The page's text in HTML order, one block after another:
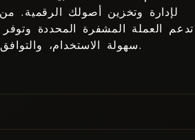
لإدارة وتخزين أصولك الرقمية.
تدعم العملة المشفرة المحددة
سهولة الاستخدام، والتوافق مع الأجهزة التي تفضلها.